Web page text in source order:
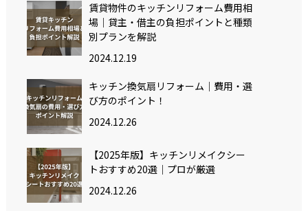
賃貸物件のキッチンリフォーム費用相
場｜貸主・借主の負担ポイントと種類
別プランを解説
2024.12.19
キッチン換気扇リフォーム｜費用・選
び方のポイント！
2024.12.26
【2025年版】キッチンリメイクシー
トおすすめ20選｜プロが厳選
2024.12.26